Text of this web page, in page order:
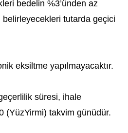
bedelin %3’ünden az
tutarda geçici
eksiltme yapılmayacaktır.
süresi, ihale
(YüzYirmi) takvim günüdür.